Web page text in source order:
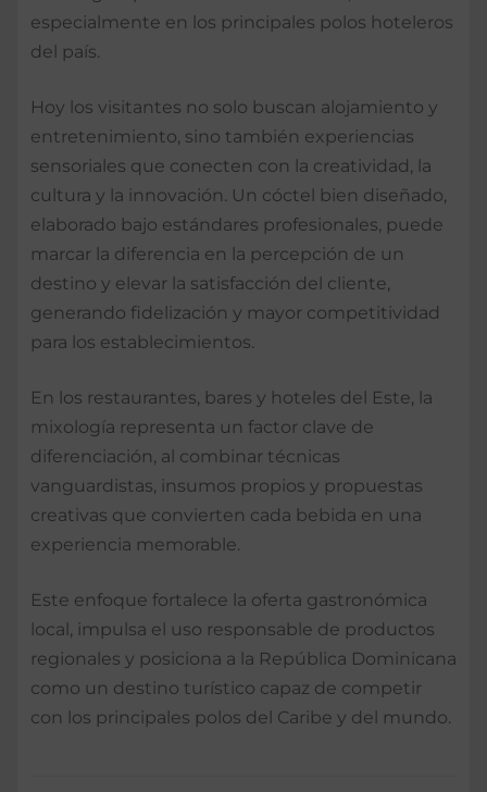
especialmente en los principales polos hoteleros
del país.
Hoy los visitantes no solo buscan alojamiento y
entretenimiento, sino también experiencias
sensoriales que conecten con la creatividad, la
cultura y la innovación. Un cóctel bien diseñado,
elaborado bajo estándares profesionales, puede
marcar la diferencia en la percepción de un
destino y elevar la satisfacción del cliente,
generando fidelización y mayor competitividad
para los establecimientos.
En los restaurantes, bares y hoteles del Este, la
mixología representa un factor clave de
diferenciación, al combinar técnicas
vanguardistas, insumos propios y propuestas
creativas que convierten cada bebida en una
experiencia memorable.
Este enfoque fortalece la oferta gastronómica
local, impulsa el uso responsable de productos
regionales y posiciona a la República Dominicana
como un destino turístico capaz de competir
con los principales polos del Caribe y del mundo.